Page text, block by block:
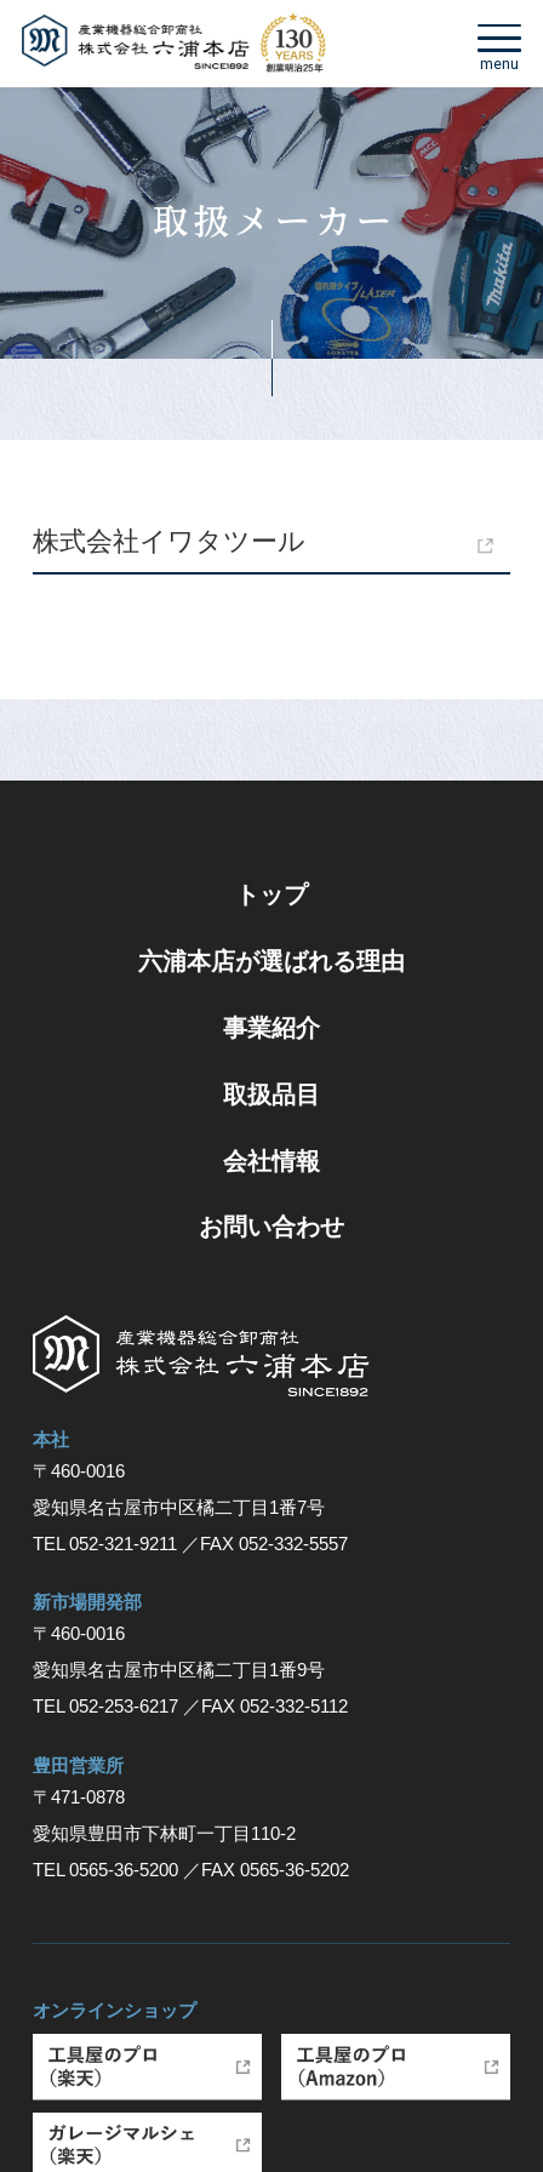
株式会社イワタツール
トップ
六浦本店が選ばれる理由
事業紹介
取扱品目
会社情報
お問い合わせ
本社
〒460-0016
愛知県名古屋市中区橘⼆丁⽬1番7号
TEL 052-321-9211 ／FAX 052-332-5557
新市場開発部
〒460-0016
愛知県名古屋市中区橘二丁目1番9号
TEL 052-253-6217 ／FAX 052-332-5112
豊⽥営業所
〒471-0878
愛知県豊⽥市下林町⼀丁⽬110-2
TEL 0565-36-5200 ／FAX 0565-36-5202
オンラインショップ